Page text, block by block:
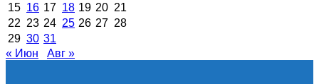
15 16 17 18 19 20 21
22 23 24 25 26 27 28
29 30 31
« Июн
Авг »